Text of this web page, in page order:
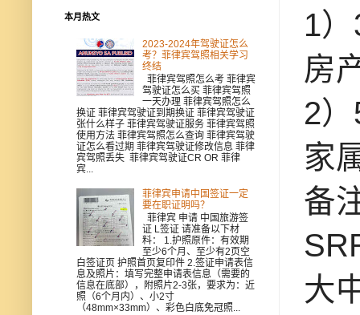
1
房
2
家
备
大
本月热文
2023-2024年驾驶证怎么
考？菲律宾驾照相关学习
终结
菲律宾驾照怎么考 菲律宾
驾驶证怎么买 菲律宾驾照
一天办理 菲律宾驾照怎么
换证 菲律宾驾驶证到期换证 菲律宾驾驶证
张什么样子 菲律宾驾驶证服务 菲律宾驾照
使用方法 菲律宾驾照怎么查询 菲律宾驾驶
证怎么看过期 菲律宾驾驶证修改信息 菲律
宾驾照丢失 菲律宾驾驶证CR OR 菲律
宾...
菲律宾申请中国签证一定
要在职证明吗？
菲律宾 申请 中国旅游签
证 L签证 请准备以下材
料： 1.护照原件：有效期
至少6个月、至少有2页空
白签证页 护照首页复印件 2.签证申请表信
息及照片：填写完整申请表信息（需要的
信息在底部），附照片2-3张，要求为：近
照（6个月内）、小2寸
（48mm×33mm）、彩色白底免冠照...